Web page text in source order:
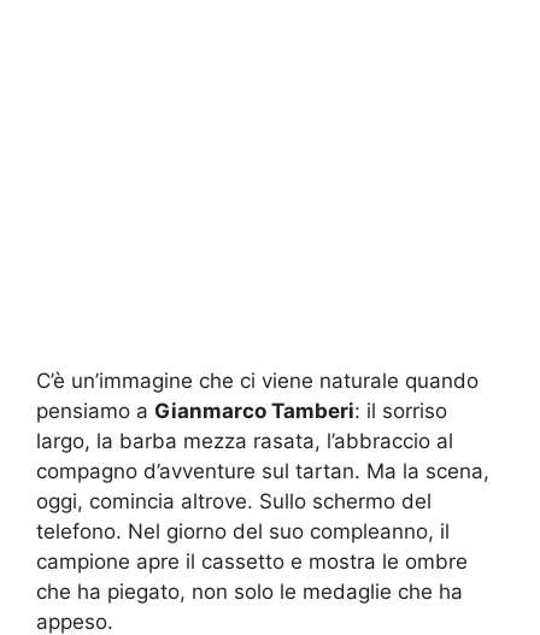
C’è un’immagine che ci viene naturale quando
pensiamo a Gianmarco Tamberi: il sorriso
largo, la barba mezza rasata, l’abbraccio al
compagno d’avventure sul tartan. Ma la scena,
oggi, comincia altrove. Sullo schermo del
telefono. Nel giorno del suo compleanno, il
campione apre il cassetto e mostra le ombre
che ha piegato, non solo le medaglie che ha
appeso.